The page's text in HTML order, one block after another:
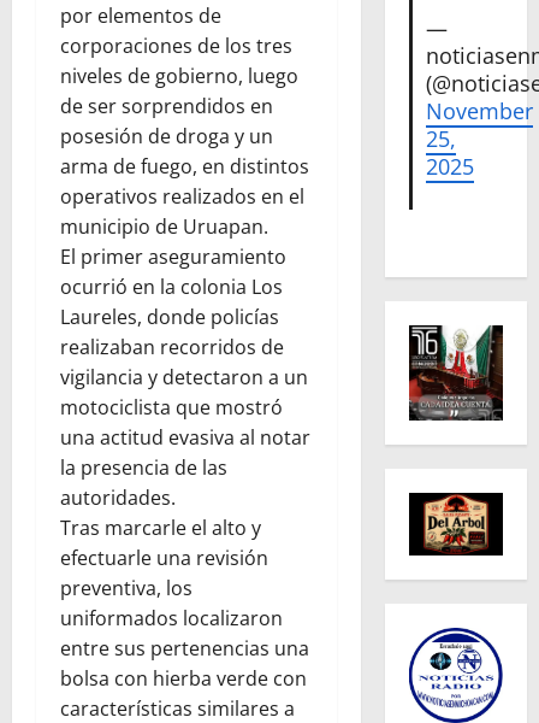
por elementos de
corporaciones de los tres
niveles de gobierno, luego
de ser sorprendidos en
posesión de droga y un
arma de fuego, en distintos
operativos realizados en el
municipio de Uruapan.
El primer aseguramiento
ocurrió en la colonia Los
Laureles, donde policías
realizaban recorridos de
vigilancia y detectaron a un
motociclista que mostró
una actitud evasiva al notar
la presencia de las
autoridades.
Tras marcarle el alto y
efectuarle una revisión
preventiva, los
uniformados localizaron
entre sus pertenencias una
bolsa con hierba verde con
características similares a
—
November
25,
2025